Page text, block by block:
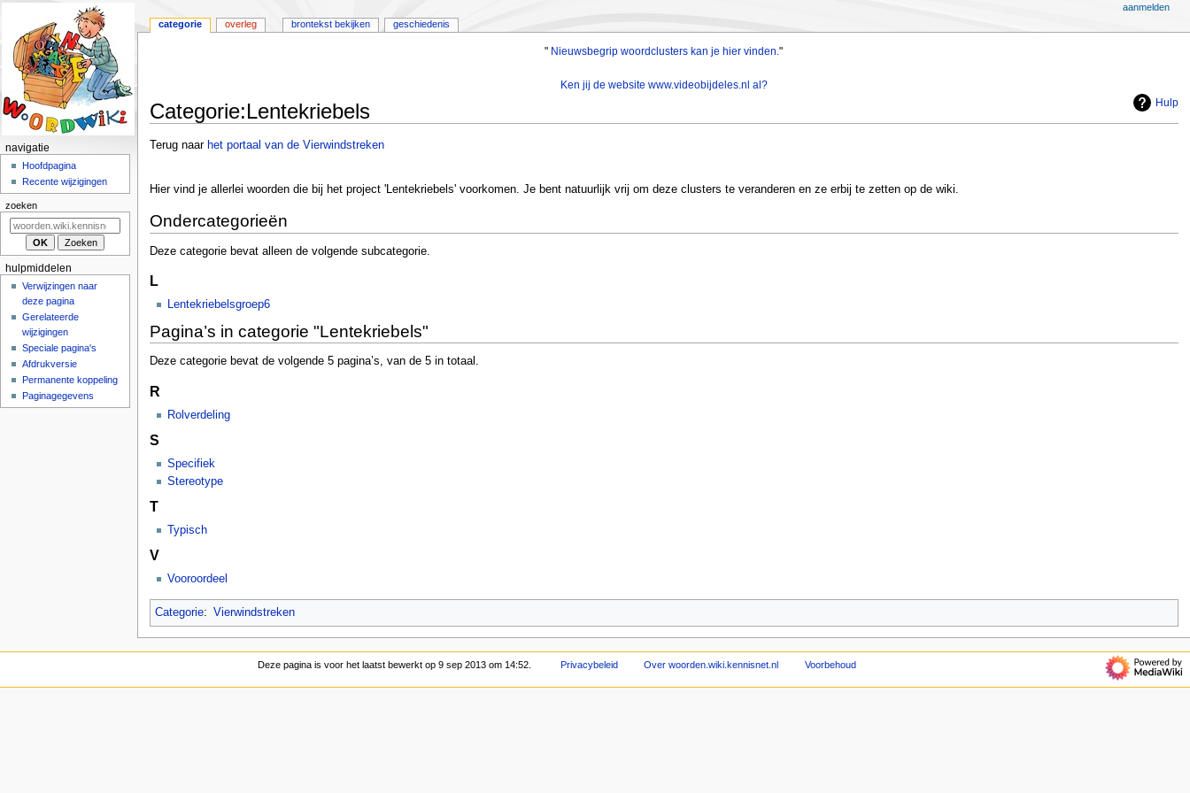
" Nieuwsbegrip woordclusters kan je hier vinden."
Ken jij de website www.videobijdeles.nl al?
Hulp
Categorie:Lentekriebels
Naar
Naar
Terug naar het portaal van de Vierwindstreken
Hier vind je allerlei woorden die bij het project 'Lentekriebels' voorkomen. Je bent natuurlijk vrij om deze clusters te veranderen en ze erbij te zetten op de wiki.
Ondercategorieën
Deze categorie bevat alleen de volgende subcategorie.
L
Lentekriebelsgroep6
Pagina’s in categorie "Lentekriebels"
Deze categorie bevat de volgende 5 pagina’s, van de 5 in totaal.
R
Rolverdeling
S
Specifiek
Stereotype
T
Typisch
V
Vooroordeel
Categorie: Vierwindstreken
N
v
i
m
categorie overleg brontekst bekijken geschiedenis
aanmelden
navigatie
Hoofdpagina
Recente wijzigingen
zoeken
hulpmiddelen
Verwijzingen naar
deze pagina
Gerelateerde
wijzigingen
Speciale pagina's
Afdrukversie
Permanente koppeling
Paginagegevens
Deze pagina is voor het laatst bewerkt op 9 sep 2013 om 14:52. Privacybeleid Over woorden.wiki.kennisnet.nl Voorbehoud